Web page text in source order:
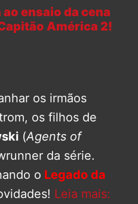
ensaio da cena
América 2!
os irmãos
os filhos de
(Agents of
da série.
o Legado da
Leia mais: